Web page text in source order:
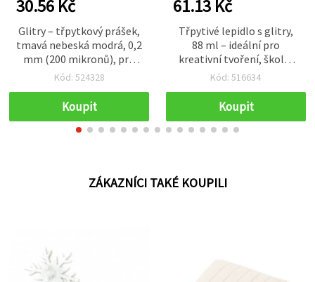
30.56 Kč
Glitry – třpytkový prášek,
tmavá nebeská modrá, 0,2
mm (200 mikronů), pro
výtvarné a DIY tvoření,
(~12 g)
Kód: 524328
Koupit
61.13 Kč
Třpytivé lepidlo s glitry,
88 ml – ideální pro
kreativní tvoření, školní
projekty a dekorativní
Kód: 516634
Koupit
ZÁKAZNÍCI TAKÉ KOUPILI